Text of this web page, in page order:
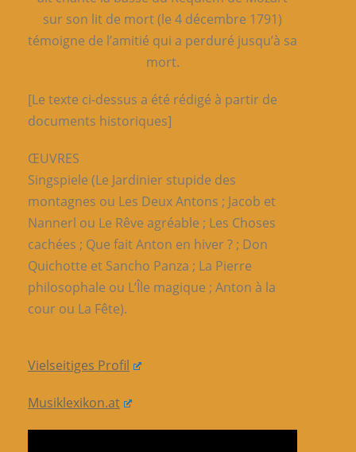
sur son lit de mort (le 4 décembre 1791)
témoigne de l’amitié qui a perduré jusqu’à sa
mort.
[Le texte ci-dessus a été rédigé à partir de
documents historiques]
ŒUVRES
Singspiele (Le Jardinier stupide des
montagnes ou Les Deux Antons ; Jacob et
Nannerl ou Le Rêve agréable ; Les Choses
cachées ; Que fait Anton en hiver ? ; Don
Quichotte et Sancho Panza ; La Pierre
philosophale ou L’Île magique ; Anton à la
cour ou La Fête).
Vielseitiges Profil
Musiklexikon.at